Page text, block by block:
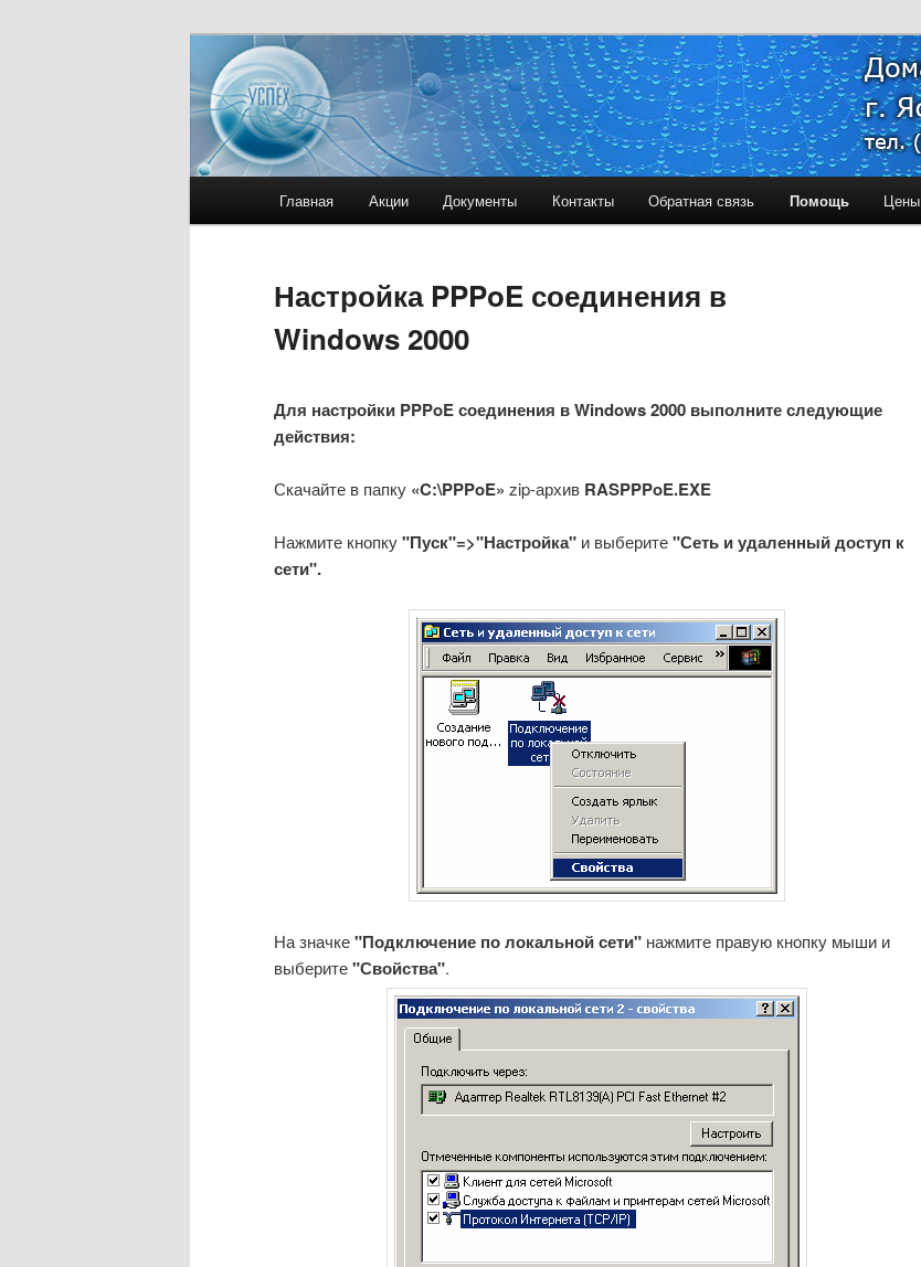
Сайт Домашней сети "Успех"
Перейти
основному
Главная Акции Документы Контакты Обратная связь Помощь Цены
Настройка PPPoE соединения в
Windows 2000
Для настройки PPPoE соединения в Windows 2000 выполните следующие
действия:
Скачайте в папку «C:\PPPoE» zip-архив RASPPPoE.EXE
Нажмите кнопку"Пуск"=>"Настройка" и выберите"Сеть и удаленный доступ к
сети".
На значке"Подключение по локальной сети" нажмите правую кнопку мыши и
выберите"Свойства".